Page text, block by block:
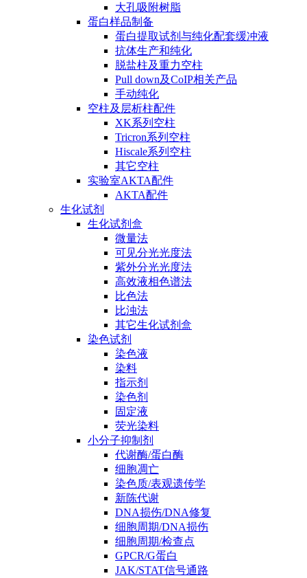
大孔吸附树脂
蛋白样品制备
蛋白提取试剂与纯化配套缓冲液
抗体生产和纯化
脱盐柱及重力空柱
Pull down及CoIP相关产品
手动纯化
空柱及层析柱配件
XK系列空柱
Tricron系列空柱
Hiscale系列空柱
其它空柱
实验室AKTA配件
AKTA配件
生化试剂
生化试剂盒
微量法
可见分光光度法
紫外分光光度法
高效液相色谱法
比色法
比浊法
其它生化试剂盒
染色试剂
染色液
染料
指示剂
染色剂
固定液
荧光染料
小分子抑制剂
代谢酶/蛋白酶
细胞凋亡
染色质/表观遗传学
新陈代谢
DNA损伤/DNA修复
细胞周期/DNA损伤
细胞周期/检查点
GPCR/G蛋白
JAK/STAT信号通路